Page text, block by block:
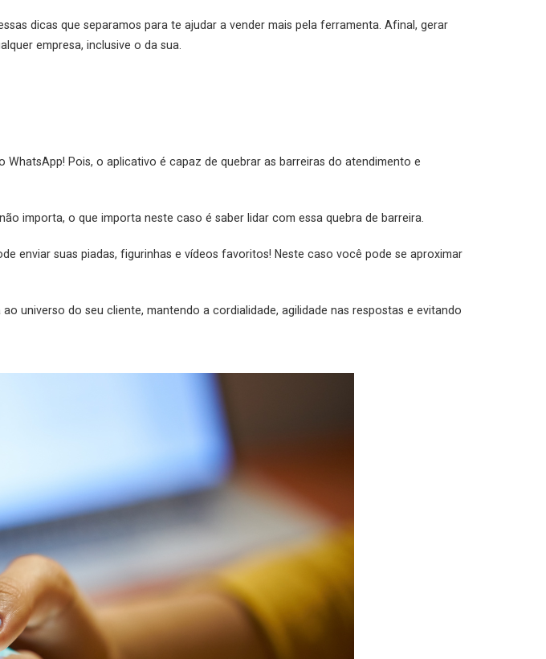
dicas que separamos para te ajudar a vender mais pela ferramenta. Afinal, gerar
empresa, inclusive o da sua.
Pois, o aplicativo é capaz de quebrar as barreiras do atendimento e
importa, o que importa neste caso é saber lidar com essa quebra de barreira.
enviar suas piadas, figurinhas e vídeos favoritos! Neste caso você pode se aproximar
universo do seu cliente, mantendo a cordialidade, agilidade nas respostas e evitando